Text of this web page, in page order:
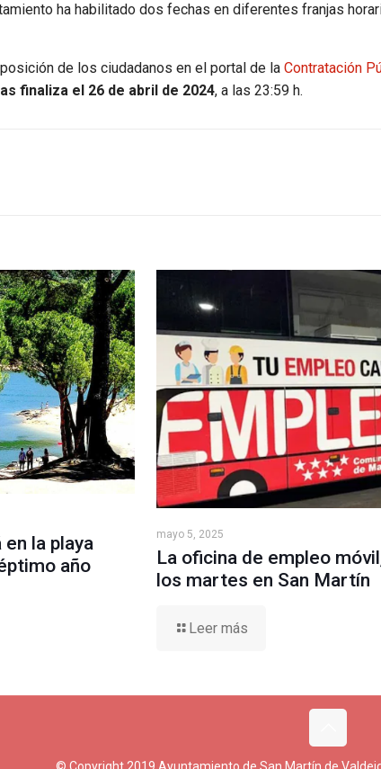
ha habilitado dos fechas en diferentes franjas
de los ciudadanos en el portal de laContratación
finaliza el 26 de abril de 2024, a las 23:59 h.
la playa
año
mayo 5, 2025
La oficina de empleo
los martes en San Martín
Leer más